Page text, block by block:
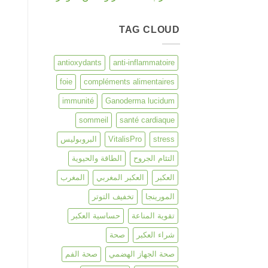
TAG CLOUD
anti-inflammatoire
antioxydants
compléments alimentaires
foie
Ganoderma lucidum
immunité
santé cardiaque
sommeil
stress
VitalisPro البروبوليس
التئام الجروح الطاقة والحيوية
العكبر العكبر المغربي المغرب
المورينجا تخفيف التوتر
تقوية المناعة حساسية العكبر
شراء العكبر صحة
صحة الجهاز الهضمي صحة الفم